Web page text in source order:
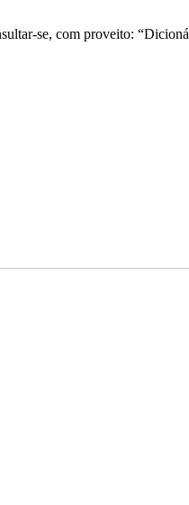
se, com proveito: